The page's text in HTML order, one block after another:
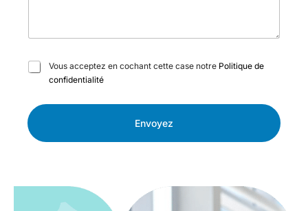
C
s
à
h
Vous acceptez en cochant cette case notre Politique de
confidentialité
Envoyez